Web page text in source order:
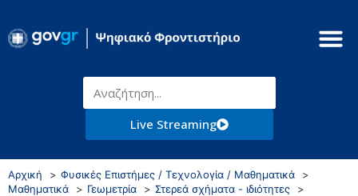
Live Streaming
Αρχική
Φυσικές Επιστήμες / Τεχνολογία / Μαθηματικά
Μαθηματικά
Γεωμετρία
Στερεά σχήματα - ιδιότητες